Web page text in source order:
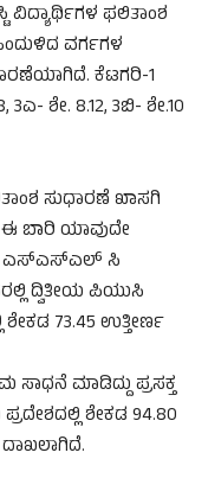
ಫಲಿತಾಂಶ
ವರ್ಗಗಳ
ಕೆಟಗರಿ-1
3ಎ- ಶೇ. 8.12, 3ಬಿ- ಶೇ.10
ಸುಧಾರಣೆ ಖಾಸಗಿ
ಈ ಬಾರಿ ಯಾವುದೇ
ಎಸ್ಎಸ್ಎಲ್ ಸಿ
ದ್ವಿತೀಯ ಪಿಯುಸಿ
73.45 ಉತ್ತೀರ್ಣ
ಸಾಧನೆ ಮಾಡಿದ್ದು ಪ್ರಸಕ್ತ
ಶೇಕಡ 94.80